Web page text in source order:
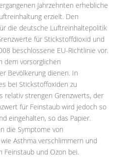
Jahrzehnten erhebliche
erzielt. Den
die deutsche Luftreinhaltepolitik
für Stickstoffdioxid und
beschlossene EU-Richtlinie vor.
dem vorsorglichen
Bevölkerung dienen. In
bei Stickstoffoxiden zu
relativ strengen Grenzwerts, der
für Feinstaub wird jedoch so
eingehalten, so das Papier.
die Symptome von
Asthma verschlimmern und
Feinstaub und Ozon bei.